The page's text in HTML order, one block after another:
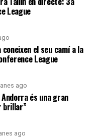
League
el seu camí a la
League
ago
Andorra és una gran
brillar”
ago